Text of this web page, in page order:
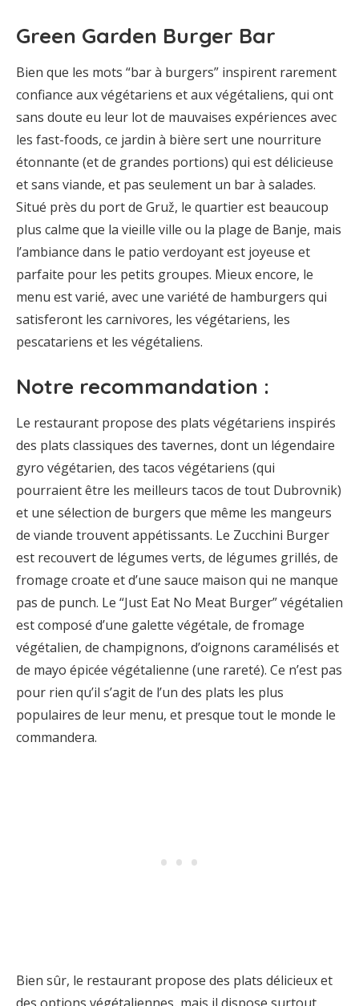
Green Garden Burger Bar
Bien que les mots “bar à burgers” inspirent rarement
confiance aux végétariens et aux végétaliens, qui ont
sans doute eu leur lot de mauvaises expériences avec
les fast-foods, ce jardin à bière sert une nourriture
étonnante (et de grandes portions) qui est délicieuse
et sans viande, et pas seulement un bar à salades.
Situé près du port de Gruž, le quartier est beaucoup
plus calme que la vieille ville ou la plage de Banje, mais
l’ambiance dans le patio verdoyant est joyeuse et
parfaite pour les petits groupes. Mieux encore, le
menu est varié, avec une variété de hamburgers qui
satisferont les carnivores, les végétariens, les
pescatariens et les végétaliens.
Notre recommandation :
Le restaurant propose des plats végétariens inspirés
des plats classiques des tavernes, dont un légendaire
gyro végétarien, des tacos végétariens (qui
pourraient être les meilleurs tacos de tout Dubrovnik)
et une sélection de burgers que même les mangeurs
de viande trouvent appétissants. Le Zucchini Burger
est recouvert de légumes verts, de légumes grillés, de
fromage croate et d’une sauce maison qui ne manque
pas de punch. Le “Just Eat No Meat Burger” végétalien
est composé d’une galette végétale, de fromage
végétalien, de champignons, d’oignons caramélisés et
de mayo épicée végétalienne (une rareté). Ce n’est pas
pour rien qu’il s’agit de l’un des plats les plus
populaires de leur menu, et presque tout le monde le
commandera.
Bien sûr, le restaurant propose des plats délicieux et